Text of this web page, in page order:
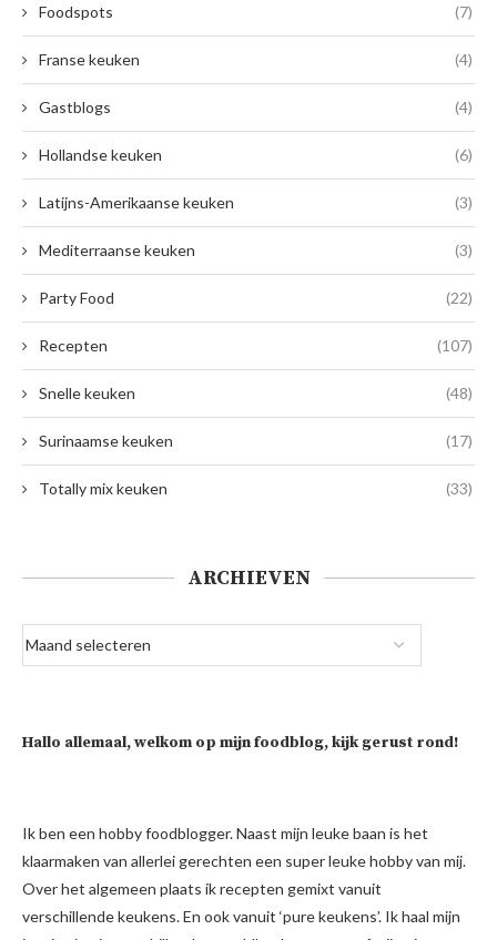
Foodspots (7)
Franse keuken (4)
Gastblogs (4)
Hollandse keuken (6)
Latijns-Amerikaanse keuken (3)
Mediterraanse keuken (3)
Party Food (22)
Recepten (107)
Snelle keuken (48)
Surinaamse keuken (17)
Totally mix keuken (33)
ARCHIEVEN
Hallo allemaal, welkom op mijn foodblog, kijk gerust rond!
Ik ben een hobby foodblogger. Naast mijn leuke baan is het
klaarmaken van allerlei gerechten een super leuke hobby van mij.
Over het algemeen plaats ik recepten gemixt vanuit
verschillende keukens. En ook vanuit ‘pure keukens’. Ik haal mijn